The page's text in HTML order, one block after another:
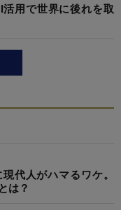
活用で世界に後れを取
代人がハマるワケ。
は？